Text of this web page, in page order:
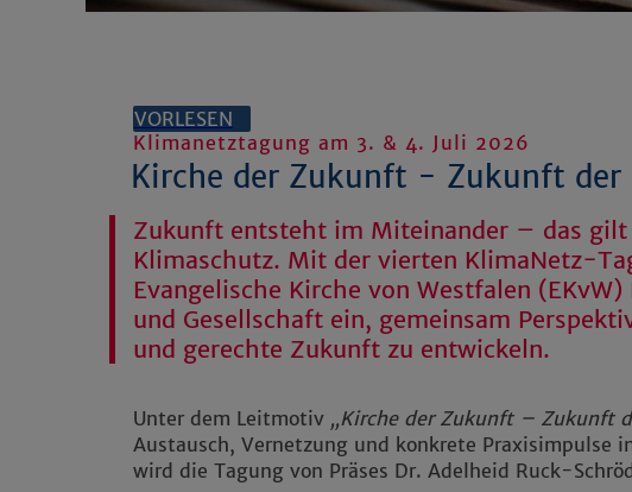
VORLESEN
Klimanetztagung am 3. & 4. Juli 2026
Kirche der Zukunft - Zukunft der
Zukunft entsteht im Miteinander – das gilt
Klimaschutz. Mit der vierten KlimaNetz-
Evangelische Kirche von Westfalen
und Gesellschaft ein, gemeinsam
und gerechte Zukunft zu entwickeln.
Unter dem Leitmotiv „Kirche der Zukunft – Zukunft
Austausch, Vernetzung und konkrete Praxisimpulse
wird die Tagung von Präses Dr. Adelheid Ruck-